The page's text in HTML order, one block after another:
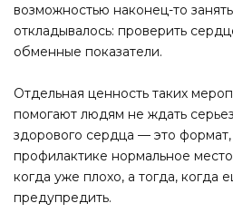
возможностью наконец-то
откладывалось: проверить
обменные показатели.
Отдельная ценность таких
помогают людям не ждать
здорового сердца — это
профилактике нормальное
когда уже плохо, а тогда, когда
предупредить.